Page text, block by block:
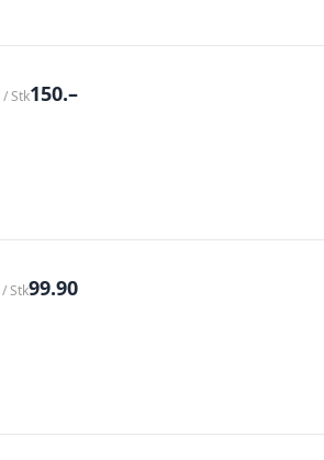
/ Stk150.–
Stk99.90